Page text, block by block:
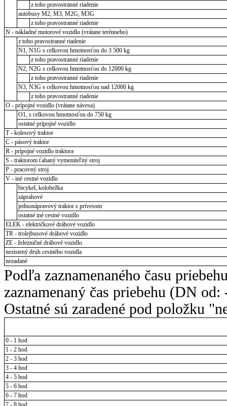
z toho pravostranné riadenie
autobusy M2, M3, M2G, M3G
z toho pravostranné riadenie
N - nákladné motorové vozidlo (vrátane terénneho)
z toho pravostranné riadenie
N1, N1G s celkovou hmotnosťou do 3 500 kg
z toho pravostranné riadenie
N2, N2G s celkovou hmotnosťou do 12000 kg
z toho pravostranné riadenie
N3, N3G s celkovou hmotnosťou nad 12000 kg
z toho pravostranné riadenie
O - prípojné vozidlo (vrátane návesa)
O1, s celkovou hmotnosťou do 750 kg
ostatné prípojné vozidlo
T - kolesový traktor
C - pásový traktor
R - prípojné vozidlo traktora
S - traktorom ťahaný vymeniteľný stroj
P - pracovný stroj
V - iné cestné vozidlo
bicykel, kolobežka
záprahové
jednonápravový traktor s prívesom
ostatné iné cestné vozidlo
ELEK - električkové dráhové vozidlo
TR - trolejbusové dráhové vozidlo
ZE - železničné dráhové vozidlo
nezistený druh cestného vozidla
nezadané
Podľa zaznamenaného času
zaznamenaný čas priebehu (DN
Ostatné sú zaradené pod položku
0 - 1 hod
1 - 2 hod
2 - 3 hod
3 - 4 hod
4 - 5 hod
5 - 6 hod
6 - 7 hod
7 - 8 hod